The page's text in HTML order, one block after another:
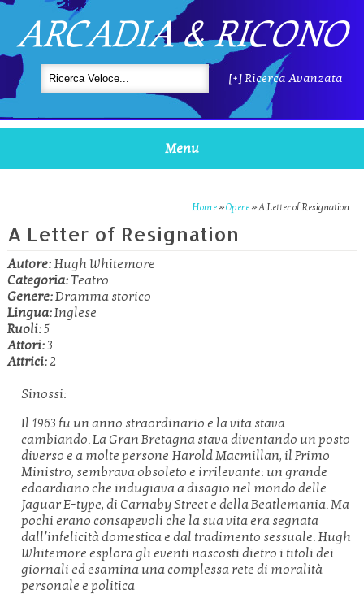
ARCADIA & RICONO
[+] Ricerca Avanzata
Menu
Home »Opere »A Letter of Resignation
A Letter of Resignation
Autore:Hugh Whitemore
Categoria:Teatro
Genere:Dramma storico
Lingua:Inglese
Ruoli:5
Attori:3
Attrici:2
Sinossi:
Il 1963 fu un anno straordinario e la vita stava
cambiando. La Gran Bretagna stava diventando un posto
diverso e a molte persone Harold Macmillan, il Primo
Ministro, sembrava obsoleto e irrilevante: un grande
edoardiano che indugiava a disagio nel mondo delle
Jaguar E-type, di Carnaby Street e della Beatlemania. Ma
pochi erano consapevoli che la sua vita era segnata
dall’infelicità domestica e dal tradimento sessuale. Hugh
Whitemore esplora gli eventi nascosti dietro i titoli dei
giornali ed esamina una complessa rete di moralità
personale e politica